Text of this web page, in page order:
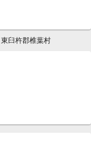
東臼杵郡椎葉村